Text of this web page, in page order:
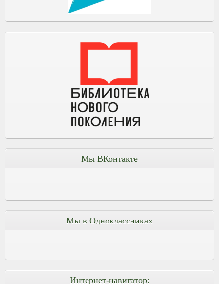
Мы ВКонтакте
Мы в Одноклассниках
Интернет-навигатор: